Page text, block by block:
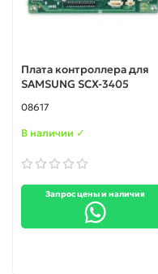
Плата контроллера для
SAMSUNG SCX-3405
08617
В наличии ✓
Запрос цены и наличия